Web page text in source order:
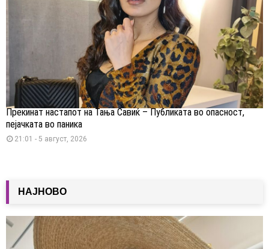
Прекинат настапот на Тања Савиќ – Публиката во опасност,
пејачката во паника
21:01 - 5 август, 2026
НАЈНОВО